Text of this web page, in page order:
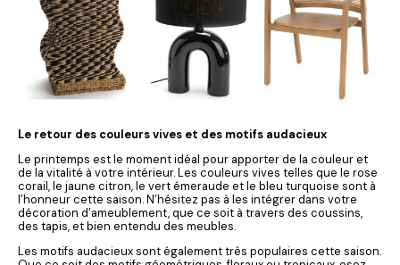
Le retour des couleurs vives et des motifs audacieux
Le printemps est le moment idéal pour apporter de la couleur et
de la vitalité à votre intérieur. Les couleurs vives telles que le rose
corail, le jaune citron, le vert émeraude et le bleu turquoise sont à
l’honneur cette saison. N’hésitez pas à les intégrer dans votre
décoration d’ameublement, que ce soit à travers des coussins,
des tapis, et bien entendu des meubles.
Les motifs audacieux sont également très populaires cette saison.